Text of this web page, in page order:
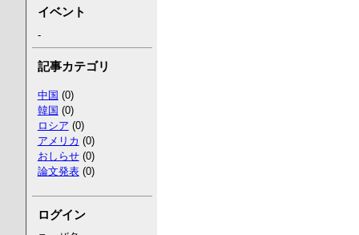
イベント
-
記事カテゴリ
中国 (0)
韓国 (0)
ロシア (0)
アメリカ (0)
おしらせ(0)
論文発表(0)
ログイン